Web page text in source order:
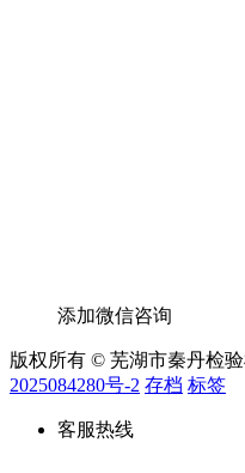
添加微信咨询
版权所有 © 芜湖市秦丹检
2025084280号-2 存档 标签
客服热线